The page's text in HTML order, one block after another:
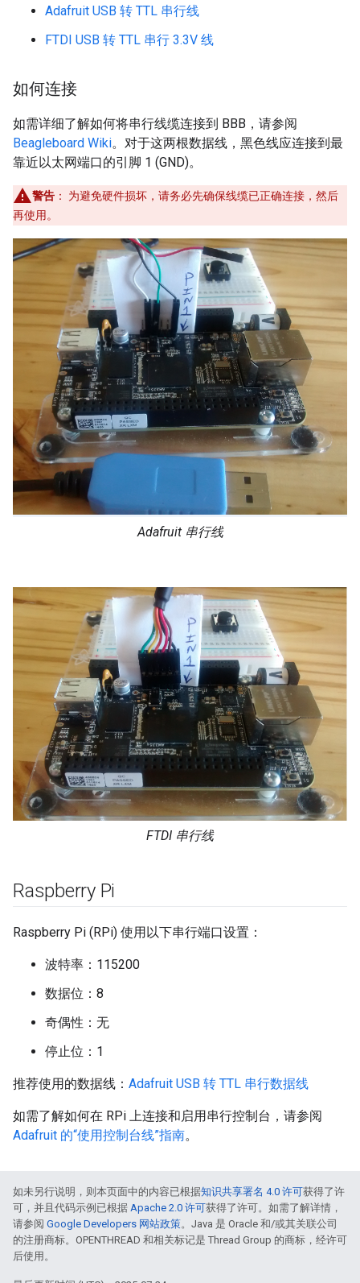
Adafruit USB 转 TTL 串行线
FTDI USB 转 TTL 串行 3.3V 线
如何连接
如需详细了解如何将串行线缆连接到 BBB，请参阅
Beagleboard Wiki。对于这两根数据线，黑色线应连接到最
靠近以太网端口的引脚 1 (GND)。
警告 ：
为避免硬件损坏，请务必先确保线缆已正确连接，然后
再使用。
Adafruit 串行线
FTDI 串行线
Raspberry Pi
Raspberry Pi (RPi) 使用以下串行端口设置：
波特率：115200
数据位：8
奇偶性：无
停止位：1
推荐使用的数据线： Adafruit USB 转 TTL 串行数据线
如需了解如何在 RPi 上连接和启用串行控制台，请参阅
Adafruit 的“使用控制台线”指南。
如未另行说明，则本页面中的内容已根据知识共享署名 4.0 许可获得了许
可，并且代码示例已根据 Apache 2.0 许可获得了许可。如需了解详情，
请参阅 Google Developers 网站政策。Java 是 Oracle 和/或其关联公司
的注册商标。OPENTHREAD 和相关标记是 Thread Group 的商标，经许可
后使用。